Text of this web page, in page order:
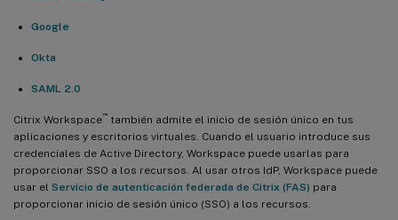
Google
Okta
SAML 2.0
Citrix Workspace™
también admite el inicio de sesión único en tus
aplicaciones y escritorios virtuales. Cuando el usuario introduce sus
credenciales de Active Directory, Workspace puede usarlas para
proporcionar SSO a los recursos. Al usar otros IdP, Workspace puede
usar el Servicio de autenticación federada de Citrix (FAS) para
proporcionar inicio de sesión único (SSO) a los recursos.